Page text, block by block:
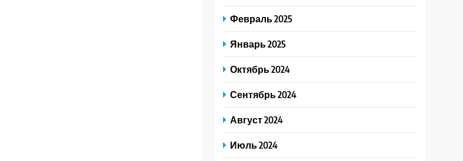
Февраль 2025
Январь 2025
Октябрь 2024
Сентябрь 2024
Август 2024
Июль 2024